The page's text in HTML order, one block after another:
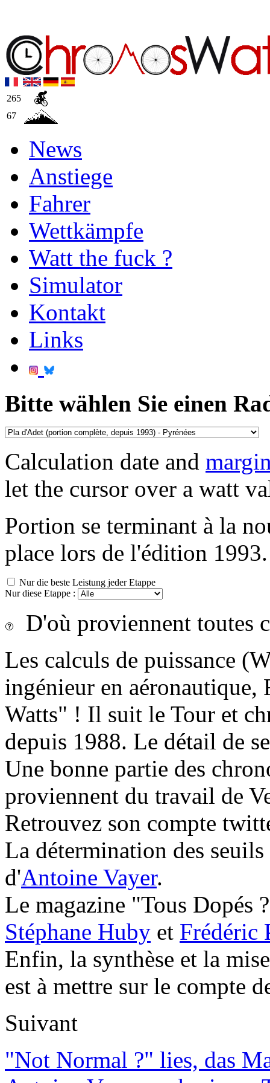
265
67
News
Anstiege
Fahrer
Wettkämpfe
Watt the fuck ?
Simulator
Kontakt
Links
Bitte wählen Sie einen
Calculation date and
let the cursor over a watt
Portion se terminant à la
place lors de l'édition 1993.
Nur die beste Leistung jeder Etappe
Nur diese Etappe :
D'où proviennent toutes
Les calculs de puissance
ingénieur en
Watts" ! Il suit le Tour et
depuis 1988. Le détail de
Une bonne partie des
proviennent du travail de
Retrouvez son compte
La détermination des
d'Antoine Vayer.
Le magazine "Tous Dopés
Stéphane Huby et Frédéric
Enfin, la synthèse et la
est à mettre sur le compte
Suivant
"Not Normal ?" lies, das